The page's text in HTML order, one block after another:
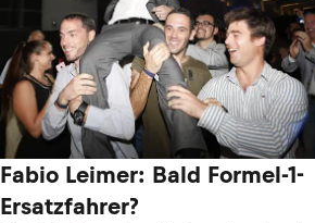
Fabio Leimer: Bald Formel-1-
Ersatzfahrer?